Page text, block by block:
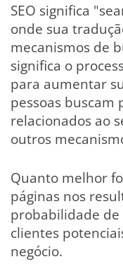
SEO significa
onde sua
mecanismos de
significa o
para aumentar
pessoas buscam
relacionados ao
outros
Quanto melhor
páginas nos
probabilidade
clientes
negócio.